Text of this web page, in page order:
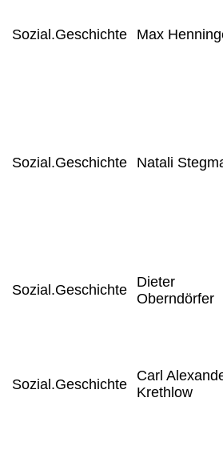
Sozial.Geschichte Max
Sozial.Geschichte Natali
Sozial.Geschichte
Dieter
Oberndörfer
Sozial.Geschichte
Carl
Krethlow